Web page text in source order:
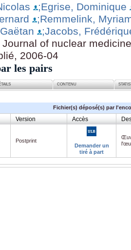
;Egrise, Dominique
;Remmelink,
;Jacobs,
Journal of nuclear
2006-04
les pairs
CONTENU
Fichier(s) déposé(s) par
Version Accès
Postprint
Demander un
tiré à part